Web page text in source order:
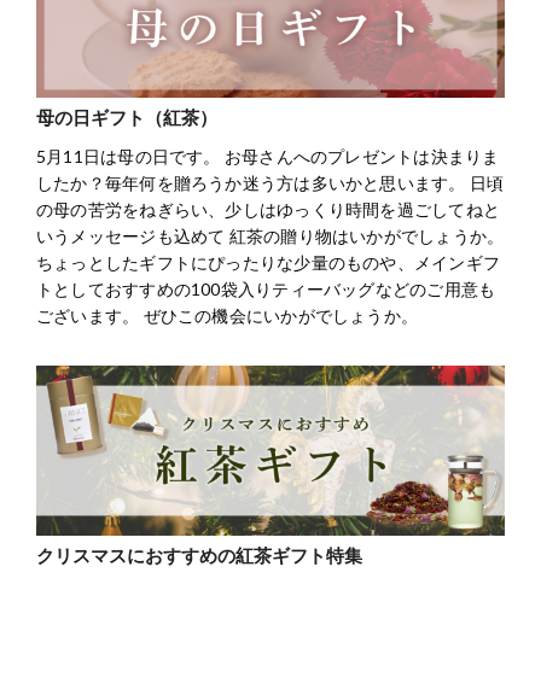
母の日ギフト（紅茶）
5月11日は母の日です。 お母さんへのプレゼントは決まりま
したか？毎年何を贈ろうか迷う方は多いかと思います。 日頃
の母の苦労をねぎらい、少しはゆっくり時間を過ごしてねと
いうメッセージも込めて 紅茶の贈り物はいかがでしょうか。
ちょっとしたギフトにぴったりな少量のものや、メインギフ
トとしておすすめの100袋入りティーバッグなどのご用意も
ございます。 ぜひこの機会にいかがでしょうか。
クリスマスにおすすめの紅茶ギフト特集